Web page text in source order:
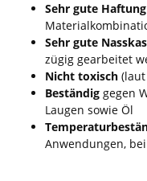
Sehr gute Haftung
Sehr gute
zügig gearbeitet
Nicht toxisch
Beständig gegen
Laugen sowie Öl
Anwendungen,